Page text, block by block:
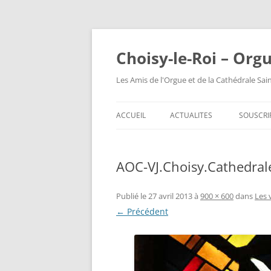
Choisy-le-Roi –
Les Amis de l'Orgue et de la Cathédrale
ACCUEIL ACTUALITES
AOC-
Publié le27 avril 2013à 900 × 600dans Les
← Précédent